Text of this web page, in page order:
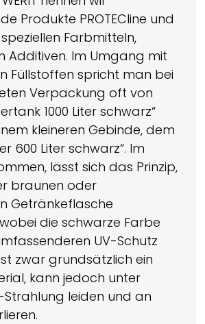
Produkte PROTECline und
Farbmitteln,
Additiven. Im Umgang mit
Füllstoffen spricht man bei
Verpackung oft von
1000 Liter schwarz“
kleineren Gebinde, dem
600 Liter schwarz“. Im
lässt sich das Prinzip,
braunen oder
Getränkeflasche
die schwarze Farbe
UV-Schutz
zwar grundsätzlich ein
kann jedoch unter
Strahlung leiden und an